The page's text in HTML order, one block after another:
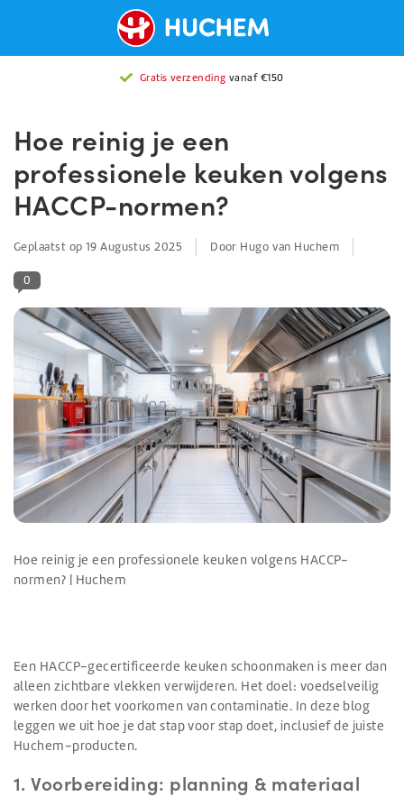
Gratis verzending vanaf €150
Hoe reinig je een
professionele keuken volgens
HACCP-normen?
Geplaatst op 19 Augustus 2025 Door Hugo van Huchem
0
Hoe reinig je een professionele keuken volgens HACCP-
normen? | Huchem
Een HACCP-gecertificeerde keuken schoonmaken is meer dan
alleen zichtbare vlekken verwijderen. Het doel: voedselveilig
werken door het voorkomen van contaminatie. In deze blog
leggen we uit hoe je dat stap voor stap doet, inclusief de juiste
Huchem-producten.
1. Voorbereiding: planning & materiaal